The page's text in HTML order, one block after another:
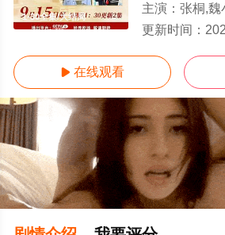
1-30全集/大结局
主演： 张桐,魏小军,毕彦君,何
更新时间：
 在线观看